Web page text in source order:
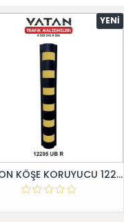
YENI
KOLON KÖŞE KORUYUCU 12295 UB R